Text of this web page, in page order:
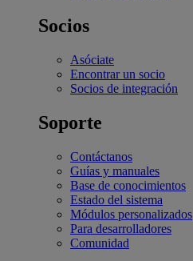
Socios
Asóciate
Encontrar un socio
Socios de integración
Soporte
Contáctanos
Guías y manuales
Base de conocimientos
Estado del sistema
Módulos personalizados
Para desarrolladores
Comunidad